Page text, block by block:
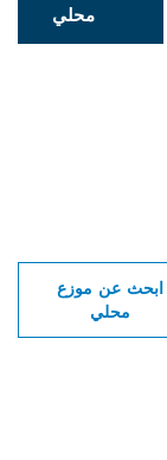
محلي
ابحث عن موزع
محلي